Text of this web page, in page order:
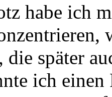
habe ich
später
ich einen